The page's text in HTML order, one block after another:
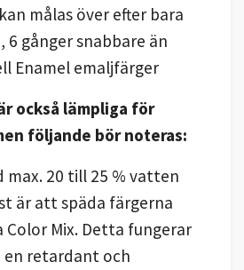
målas över efter bara
6 gånger snabbare än
Enamel emaljfärger
också lämpliga för
följande bör noteras:
max. 20 till 25 % vatten
är att späda färgerna
Color Mix. Detta fungerar
en retardant och